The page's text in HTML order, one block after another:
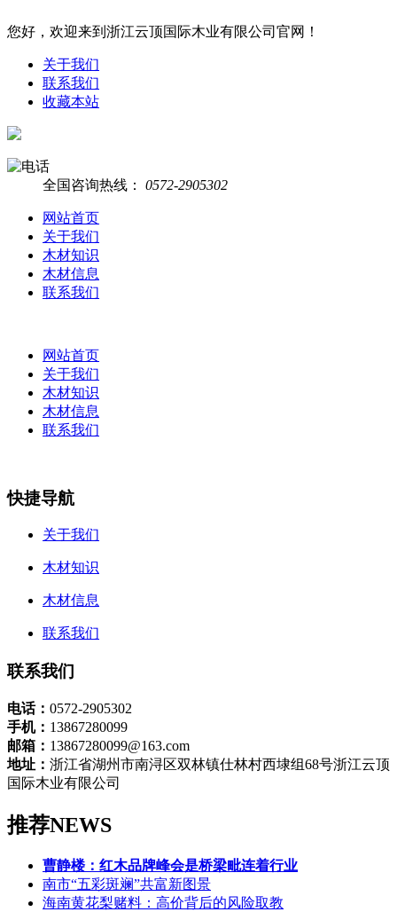
您好，欢迎来到浙江云顶国际木业有限公司官网！
关于我们
联系我们
收藏本站
全国咨询热线： 0572-2905302
网站首页
关于我们
木材知识
木材信息
联系我们
网站首页
关于我们
木材知识
木材信息
联系我们
快捷导航
关于我们
木材知识
木材信息
联系我们
联系我们
电话： 0572-2905302
手机： 13867280099
邮箱： 13867280099@163.com
地址： 浙江省湖州市南浔区双林镇仕林村西埭组68号浙江云顶
国际木业有限公司
推荐NEWS
曹静楼：红木品牌峰会是桥梁毗连着行业
南市“五彩斑斓”共富新图景
海南黄花梨赌料：高价背后的风险取教